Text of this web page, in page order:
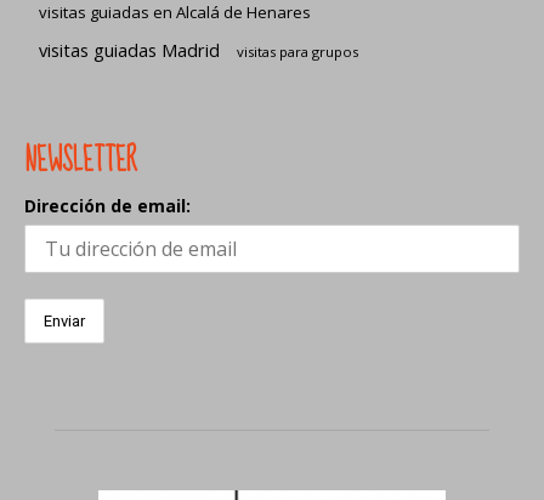
visitas guiadas en Alcalá de Henares
visitas guiadas Madrid visitas para grupos
NEWSLETTER
Dirección de email: